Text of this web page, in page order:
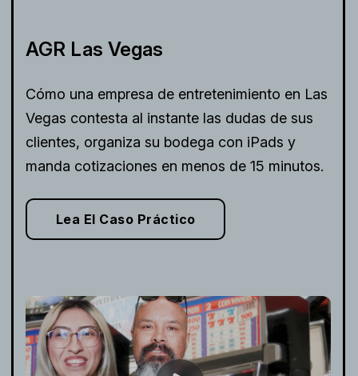
AGR Las Vegas
Cómo una empresa de entretenimiento en Las
Vegas contesta al instante las dudas de sus
clientes, organiza su bodega con iPads y
manda cotizaciones en menos de 15 minutos.
Lea El Caso Práctico